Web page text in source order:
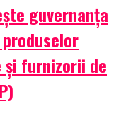
guvernanța
furnizorii de